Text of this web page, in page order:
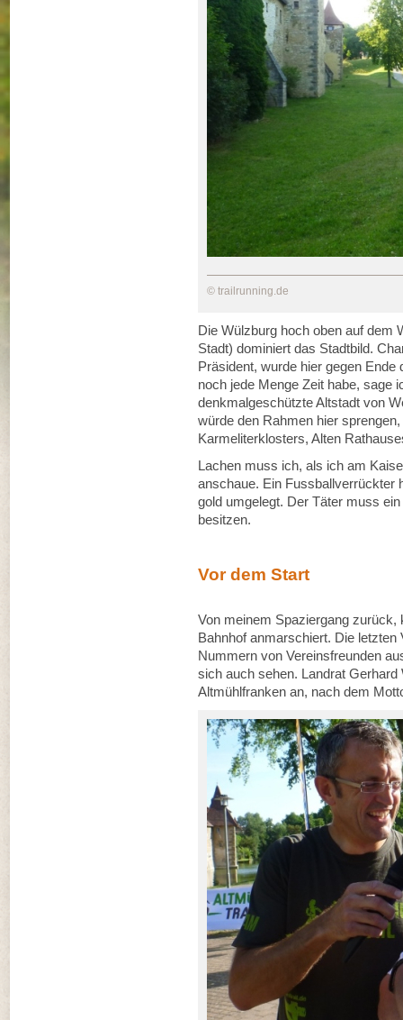
© trailrunning.de
Die Wülzburg hoch oben auf dem
Stadt) dominiert das Stadtbild.
Präsident, wurde hier gegen
noch jede Menge Zeit habe, sage
denkmalgeschützte Altstadt von
würde den Rahmen hier
Karmeliterklosters, Alten
Lachen muss ich, als ich am
anschaue. Ein Fussballverrückter
gold umgelegt. Der Täter muss
besitzen.
Vor dem Start
Von meinem Spaziergang
Bahnhof anmarschiert. Die letzten
Nummern von Vereinsfreunden
sich auch sehen. Landrat
Altmühlfranken an, nach dem